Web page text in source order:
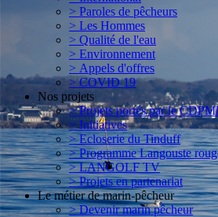
> Paroles de pêcheurs
> Les Hommes
> Qualité de l'eau
> Environnement
> Appels d'offres
> COVID 19
Nos projets
> Projets portés par le
> Initiatives
> Ecloserie du Tinduff
> Programme Langouste
> LANGOLF TV
> Projets en partenariat
Le métier de marin-pêcheur
> Devenir marin pêcheur